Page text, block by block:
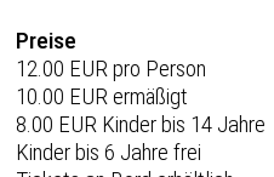
Preise
12.00 EUR pro Person
10.00 EUR ermäßigt
8.00 EUR Kinder bis 14 Jahre
Kinder bis 6 Jahre frei